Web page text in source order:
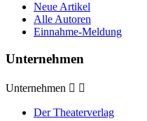
Neue Artikel
Alle Autoren
Einnahme-Meldung
Unternehmen
Unternehmen  
Der Theaterverlag